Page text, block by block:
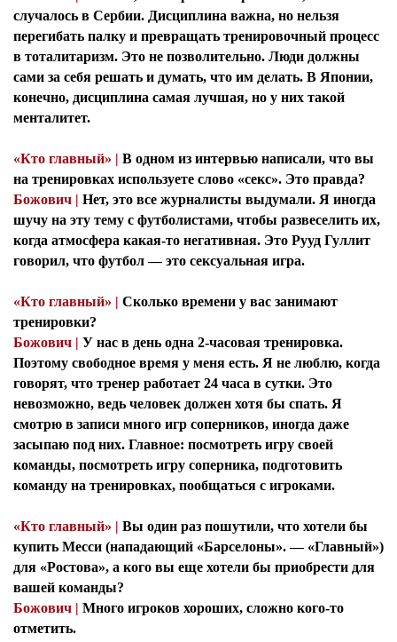
случалось в Сербии. Дисциплина важна, но нельзя
перегибать палку и превращать тренировочный процесс
в тоталитаризм. Это не позволительно. Люди должны
сами за себя решать и думать, что им делать. В Японии,
конечно, дисциплина самая лучшая, но у них такой
менталитет.
«Кто главный» | В одном из интервью написали, что вы
на тренировках используете слово «секс». Это правда?
Божович | Нет, это все журналисты выдумали. Я иногда
шучу на эту тему с футболистами, чтобы развеселить их,
когда атмосфера какая-то негативная. Это Рууд Гуллит
говорил, что футбол — это сексуальная игра.
«Кто главный» | Сколько времени у вас занимают
тренировки?
Божович | У нас в день одна 2-часовая тренировка.
Поэтому свободное время у меня есть. Я не люблю, когда
говорят, что тренер работает 24 часа в сутки. Это
невозможно, ведь человек должен хотя бы спать. Я
смотрю в записи много игр соперников, иногда даже
засыпаю под них. Главное: посмотреть игру своей
команды, посмотреть игру соперника, подготовить
команду на тренировках, пообщаться с игроками.
«Кто главный» | Вы один раз пошутили, что хотели бы
купить Месси (нападающий «Барселоны». — «Главный»)
для «Ростова», а кого вы еще хотели бы приобрести для
вашей команды?
Божович | Много игроков хороших, сложно кого-то
отметить.
политикой конфиденциальности и
защиты информации*
Я согласен сполитикой конфиденциальности и
защиты информации*